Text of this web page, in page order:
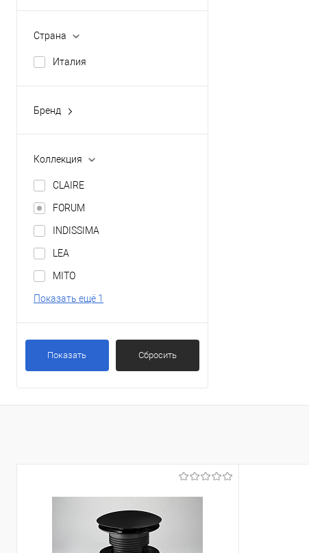
Показать ещё 4
Страна
Италия
Бренд
Коллекция
CLAIRE
FORUM
INDISSIMA
LEA
MITO
Показать ещё 1
Показать Сбросить